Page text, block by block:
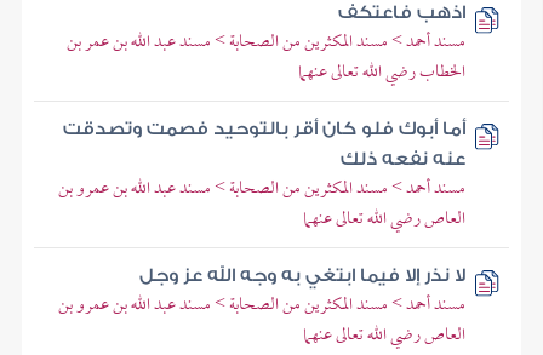
اذهب فاعتكف
مسند أحمد > مسند المكثرين من الصحابة > مسند عبد الله بن عمر بن
الخطاب رضي الله تعالى عنهما
أما أبوك فلو كان أقر بالتوحيد فصمت وتصدقت
عنه نفعه ذلك
مسند أحمد > مسند المكثرين من الصحابة > مسند عبد الله بن عمرو بن
العاص رضي الله تعالى عنهما
لا نذر إلا فيما ابتغي به وجه الله عز وجل
مسند أحمد > مسند المكثرين من الصحابة > مسند عبد الله بن عمرو بن
العاص رضي الله تعالى عنهما